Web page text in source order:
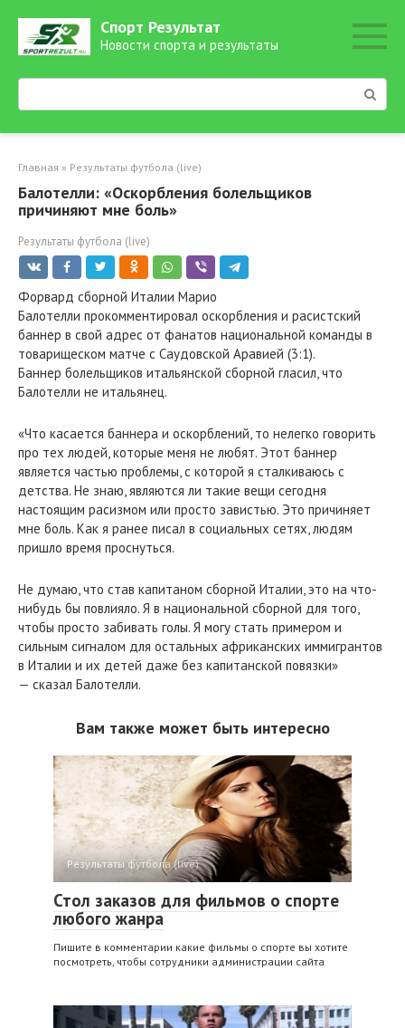
контенту
Спорт Результат
Новости спорта и результаты
Поиск:
Главная » Результаты футбола (live)
Балотелли: «Оскорбления болельщиков
причиняют мне боль»
Результаты футбола (live)
Форвард сборной Италии Марио
Балотелли прокомментировал оскорбления и расистский
баннер в свой адрес от фанатов национальной команды в
товарищеском матче с Саудовской Аравией (3:1).
Баннер болельщиков итальянской сборной гласил, что
Балотелли не итальянец.
«Что касается баннера и оскорблений, то нелегко говорить
про тех людей, которые меня не любят. Этот баннер
является частью проблемы, с которой я сталкиваюсь с
детства. Не знаю, являются ли такие вещи сегодня
настоящим расизмом или просто завистью. Это причиняет
мне боль. Как я ранее писал в социальных сетях, людям
пришло время проснуться.
Не думаю, что став капитаном сборной Италии, это на что-
нибудь бы повлияло. Я в национальной сборной для того,
чтобы просто забивать голы. Я могу стать примером и
сильным сигналом для остальных африканских иммигрантов
в Италии и их детей даже без капитанской повязки»
— сказал Балотелли.
Вам также может быть интересно
Результаты футбола (live)
Стол заказов для фильмов о спорте
любого жанра
Пишите в комментарии какие фильмы о спорте вы хотите
посмотреть, чтобы сотрудники администрации сайта